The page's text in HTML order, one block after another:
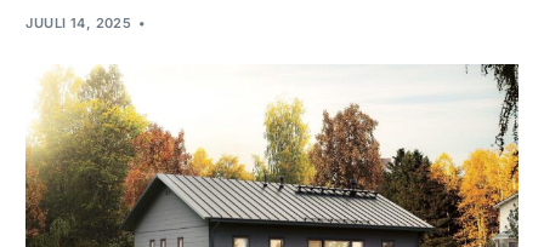
JUULI 14, 2025